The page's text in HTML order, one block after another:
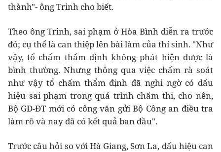
thành"- ông Trinh cho biết.
Theo ông Trinh, sai phạm ở Hòa Bình diễn ra trước
đó; cụ thể là can thiệp lên bài làm của thí sinh. "Như
vậy, tổ chấm thẩm định không phát hiện được là
bình thường. Nhưng thông qua việc chấm rà soát
như vậy tổ chấm thẩm định đã nghi ngờ có dấu
hiệu sai phạm trong quá trình chấm thi, cho nên,
Bộ GD-ĐT mới có công văn gửi Bộ Công an điều tra
làm rõ và nay đã có kết quả ban đầu".
Trước câu hỏi so với Hà Giang, Sơn La, dấu hiệu can